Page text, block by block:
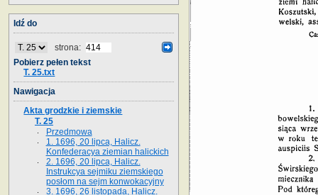
Idź do
strona:
Pobierz pełen tekst
T. 25.txt
Nawigacja
Akta grodzkie i ziemskie
T. 25
Przedmowa
1. 1696, 20 lipca, Halicz.
Konfederacya ziemian halickich
2. 1696, 20 lipca, Halicz.
Instrukcya sejmiku ziemskiego
posłom na sejm konwokacyjny
3. 1696, 26 listopada, Halicz.